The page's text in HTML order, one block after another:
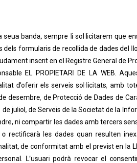
banda, sempre li sol·licitarem que
dels formularis de recollida de dades del
inscrit en el Registre General de
EL PROPIETARI DE LA WEB.
d’oferir els serveis sol·licitats, amb
desembre, de Protecció de Dades de
juliol, de Serveis de la Societat de la
ni compartir les dades amb tercers
o rectificarà les dades quan resulten
de conformitat amb el previst en la
L’usuari podrà revocar el